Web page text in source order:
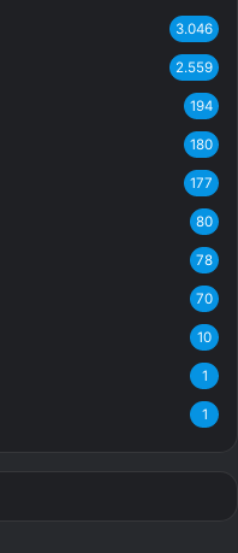
3.046
2.559
194
180
177
80
78
70
10
1
1